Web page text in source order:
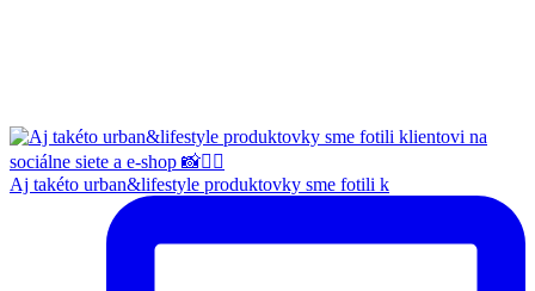
Aj takéto urban&lifestyle produktovky sme fotili k